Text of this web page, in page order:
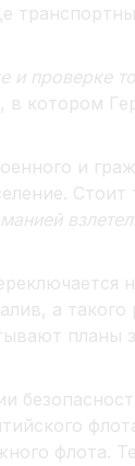
и проверке
в котором
и
Стоит
а такого
планы
флота.